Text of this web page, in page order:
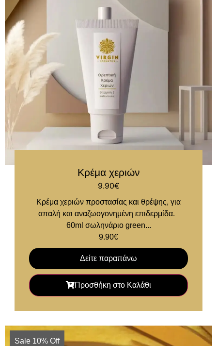
Κρέμα χεριών
9.90€
Κρέμα χεριών προστασίας και θρέψης, για
απαλή και αναζωογονημένη επιδερμίδα.
60ml σωληνάριο green...
9.90€
Δείτε παραπάνω
Προσθήκη στο Καλάθι
Sale 10% Off